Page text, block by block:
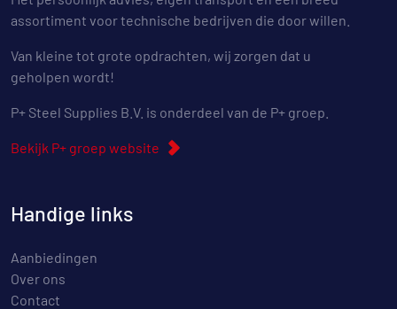
assortiment voor technische bedrijven die door willen.
Van kleine tot grote opdrachten, wij zorgen dat u
geholpen wordt!
P+ Steel Supplies B.V. is onderdeel van de P+ groep.
Bekijk P+ groep website
Handige links
Aanbiedingen
Over ons
Contact